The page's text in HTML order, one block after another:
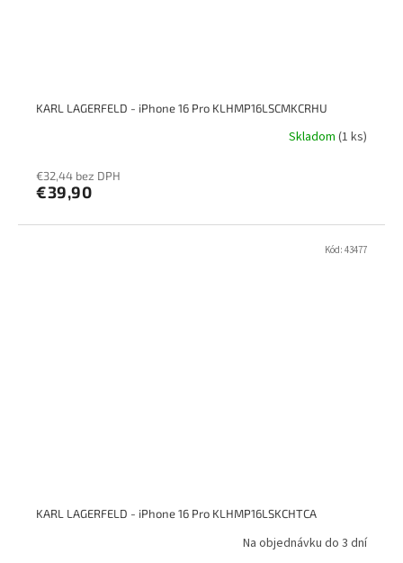
KARL LAGERFELD - iPhone 16 Pro KLHMP16LSCMKCRHU
Skladom (1 ks)
€32,44 bez DPH
€39,90
KARL LAGERFELD - iPhone 16 Pro KLHMP16LSKCHTCA
Na objednávku do 3 dní
Kód: 43477